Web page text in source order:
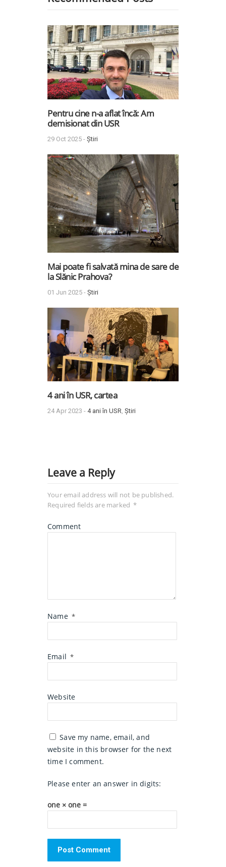
Pentru cine n-a aflat încă: Am
demisionat din USR
29 Oct 2025 - Știri
Mai poate fi salvată mina de sare de
la Slănic Prahova?
01 Jun 2025 - Știri
4 ani în USR, cartea
24 Apr 2023 - 4 ani în USR Știri
Leave a Reply
Your email address will not be published.
Required fields are marked *
Comment
Name *
Email *
Website
Save my name, email, and
website in this browser for the next
time I comment.
Please enter an answer in digits:
one × one =